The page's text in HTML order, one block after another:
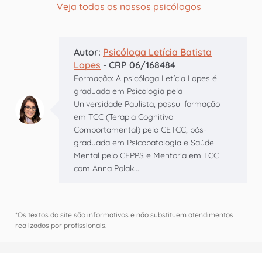
Veja todos os nossos psicólogos
Autor: Psicóloga Letícia Batista
Lopes - CRP 06/168484
Formação: A psicóloga Letícia Lopes é
graduada em Psicologia pela
Universidade Paulista, possui formação
em TCC (Terapia Cognitivo
Comportamental) pelo CETCC; pós-
graduada em Psicopatologia e Saúde
Mental pelo CEPPS e Mentoria em TCC
com Anna Polak...
*Os textos do site são informativos e não substituem atendimentos
realizados por profissionais.